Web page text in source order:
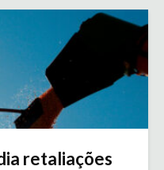
retaliações